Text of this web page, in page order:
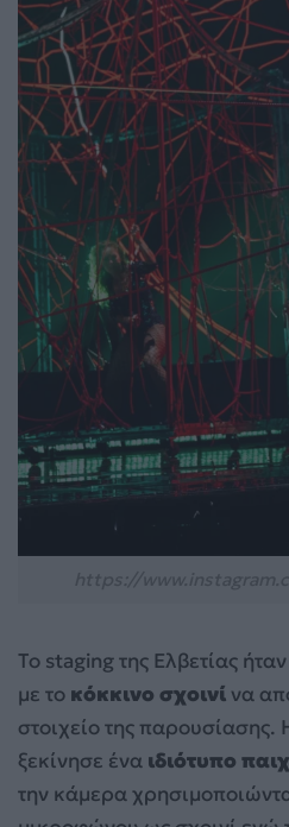
Το staging της Ελβετίας
με το κόκκινο σχοινί να
στοιχείο της
ξεκίνησε ένα ιδιότυπο
την κάμερα